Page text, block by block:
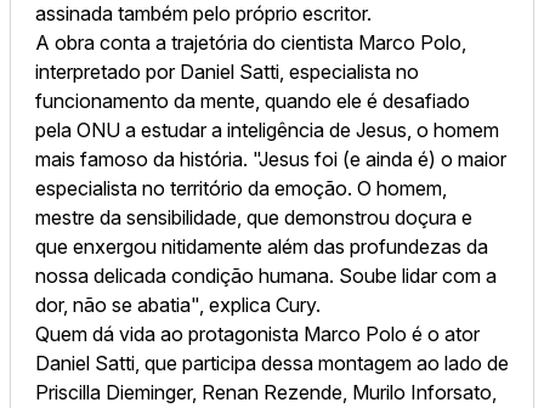
assinada também pelo próprio escritor.
A obra conta a trajetória do cientista Marco Polo,
interpretado por Daniel Satti, especialista no
funcionamento da mente, quando ele é desafiado
pela ONU a estudar a inteligência de Jesus, o homem
mais famoso da história. "Jesus foi (e ainda é) o maior
especialista no território da emoção. O homem,
mestre da sensibilidade, que demonstrou doçura e
que enxergou nitidamente além das profundezas da
nossa delicada condição humana. Soube lidar com a
dor, não se abatia", explica Cury.
Quem dá vida ao protagonista Marco Polo é o ator
Daniel Satti, que participa dessa montagem ao lado de
Priscilla Dieminger, Renan Rezende, Murilo Inforsato,